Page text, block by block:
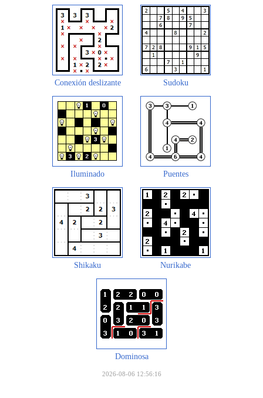
Conexión deslizante Sudoku
Iluminado Puentes
Shikaku Nurikabe
Dominosa
2026-08-06 12:56:16